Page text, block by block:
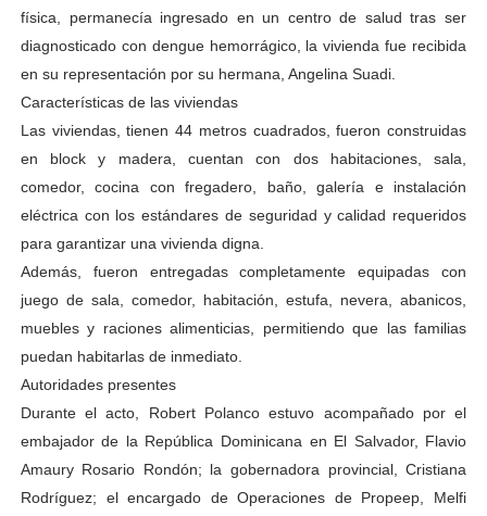
física, permanecía ingresado en un centro de salud tras ser
diagnosticado con dengue hemorrágico, la vivienda fue recibida
en su representación por su hermana, Angelina Suadi.
Características de las viviendas
Las viviendas, tienen 44 metros cuadrados, fueron construidas
en block y madera, cuentan con dos habitaciones, sala,
comedor, cocina con fregadero, baño, galería e instalación
eléctrica con los estándares de seguridad y calidad requeridos
para garantizar una vivienda digna.
Además, fueron entregadas completamente equipadas con
juego de sala, comedor, habitación, estufa, nevera, abanicos,
muebles y raciones alimenticias, permitiendo que las familias
puedan habitarlas de inmediato.
Autoridades presentes
Durante el acto, Robert Polanco estuvo acompañado por el
embajador de la República Dominicana en El Salvador, Flavio
Amaury Rosario Rondón; la gobernadora provincial, Cristiana
Rodríguez; el encargado de Operaciones de Propeep, Melfi